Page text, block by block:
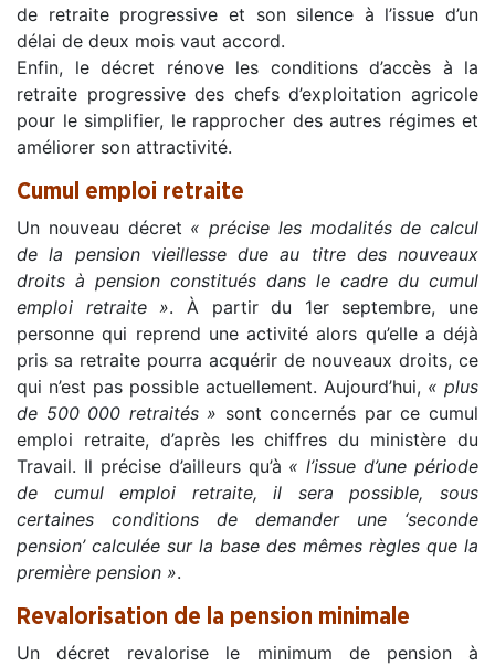
de retraite progressive et son silence à l’issue d’un
délai de deux mois vaut accord.
Enfin, le décret rénove les conditions d’accès à la
retraite progressive des chefs d’exploitation agricole
pour le simplifier, le rapprocher des autres régimes et
améliorer son attractivité.
Cumul emploi retraite
Un nouveau décret « précise les modalités de calcul
de la pension vieillesse due au titre des nouveaux
droits à pension constitués dans le cadre du cumul
emploi retraite ». À partir du 1er septembre, une
personne qui reprend une activité alors qu’elle a déjà
pris sa retraite pourra acquérir de nouveaux droits, ce
qui n’est pas possible actuellement. Aujourd’hui, « plus
de 500 000 retraités » sont concernés par ce cumul
emploi retraite, d’après les chiffres du ministère du
Travail. Il précise d’ailleurs qu’à « l’issue d’une période
de cumul emploi retraite, il sera possible, sous
certaines conditions de demander une ‘seconde
pension’ calculée sur la base des mêmes règles que la
première pension ».
Revalorisation de la pension minimale
Un décret revalorise le minimum de pension à